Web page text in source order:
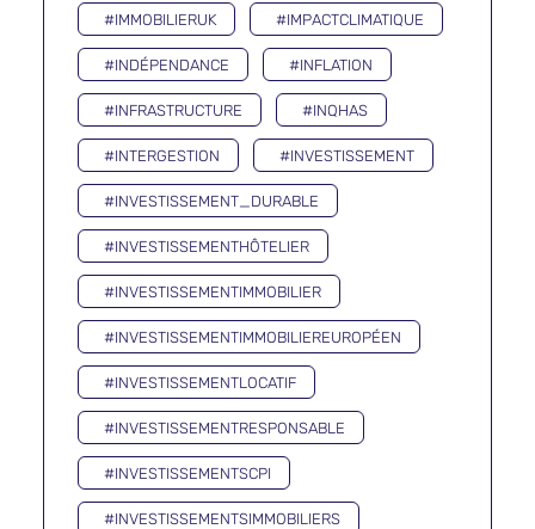
#IMMOBILIERUK #IMPACTCLIMATIQUE
#INDÉPENDANCE #INFLATION
#INFRASTRUCTURE #INQHAS
#INTERGESTION #INVESTISSEMENT
#INVESTISSEMENT_DURABLE
#INVESTISSEMENTHÔTELIER
#INVESTISSEMENTIMMOBILIER
#INVESTISSEMENTIMMOBILIEREUROPÉEN
#INVESTISSEMENTLOCATIF
#INVESTISSEMENTRESPONSABLE
#INVESTISSEMENTSCPI
#INVESTISSEMENTSIMMOBILIERS